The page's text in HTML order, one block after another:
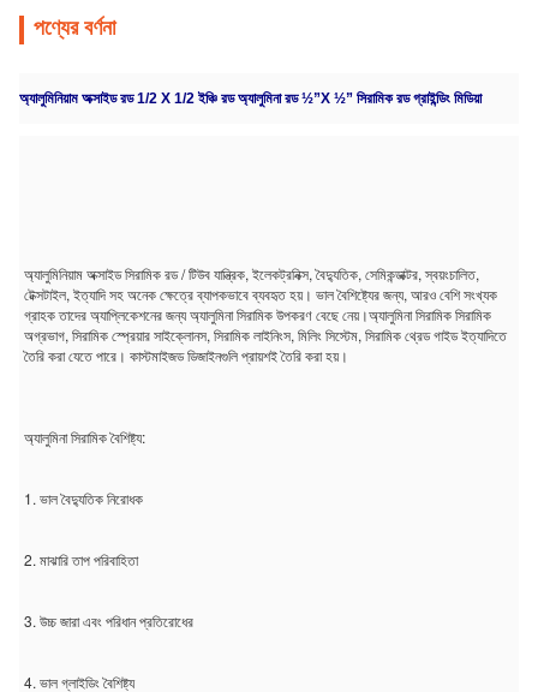
পণ্যের বর্ণনা
অ্যালুমিনিয়াম অক্সাইড রড 1/2 X 1/2 ইঞ্চি রড অ্যালুমিনা রড ½”X ½” সিরামিক রড গ্রাইন্ডিং মিডিয়া
অ্যালুমিনিয়াম অক্সাইড সিরামিক রড / টিউব যান্ত্রিক, ইলেকট্রনিক্স, বৈদ্যুতিক, সেমিকন্ডাক্টর, স্বয়ংচালিত,
টেক্সটাইল, ইত্যাদি সহ অনেক ক্ষেত্রে ব্যাপকভাবে ব্যবহৃত হয়। ভাল বৈশিষ্ট্যের জন্য, আরও বেশি সংখ্যক
গ্রাহক তাদের অ্যাপ্লিকেশনের জন্য অ্যালুমিনা সিরামিক উপকরণ বেছে নেয়।অ্যালুমিনা সিরামিক সিরামিক
অগ্রভাগ, সিরামিক স্প্রেয়ার সাইক্লোনস, সিরামিক লাইনিংস, মিলিং সিস্টেম, সিরামিক থ্রেড গাইড ইত্যাদিতে
তৈরি করা যেতে পারে। কাস্টমাইজড ডিজাইনগুলি প্রায়শই তৈরি করা হয়।
অ্যালুমিনা সিরামিক বৈশিষ্ট্য:
1. ভাল বৈদ্যুতিক নিরোধক
2. মাঝারি তাপ পরিবাহিতা
3. উচ্চ জারা এবং পরিধান প্রতিরোধের
4. ভাল গ্লাইডিং বৈশিষ্ট্য